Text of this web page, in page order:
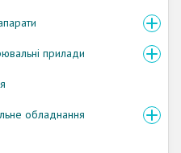
прилади
обладнання